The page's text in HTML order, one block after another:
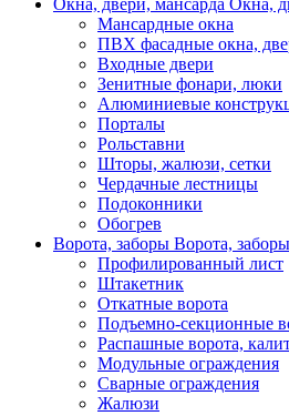
Окна, двери, мансарда Окна,
Мансардные окна
ПВХ фасадные окна,
Входные двери
Зенитные фонари, люки
Алюминиевые
Порталы
Рольставни
Шторы, жалюзи, сетки
Чердачные лестницы
Подоконники
Обогрев
Ворота, заборы Ворота, заборы
Профилированный лист
Штакетник
Откатные ворота
Подъемно-секционные
Распашные ворота,
Модульные ограждения
Сварные ограждения
Жалюзи